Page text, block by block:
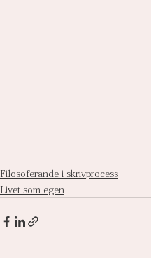
Filosoferande i skrivprocess
Livet som egen